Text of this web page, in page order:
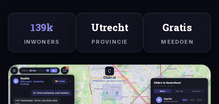
139k
INWONERS
Utrecht
PROVINCIE
Gratis
MEEDOEN